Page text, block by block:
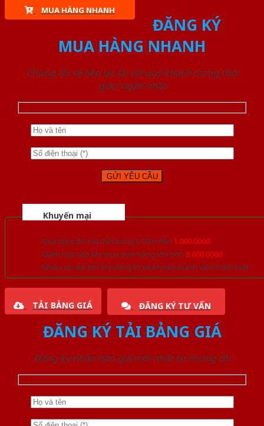
MUA HÀNG NHANH
ĐĂNG KÝ
MUA HÀNG NHANH
Chúng tôi sẽ liên lạc lại với quý khách trong thời
gian ngắn nhất
Khuyến mại
Quà tặng đồ nội thất trang trí lên đến 1.000.000đ
Giảm trực tiếp khi mua đơn hàng lớn hơn 3.000.000đ
Nhiều ưu đãi lớn khi đăng ký tài khoản thành viên thân thiết
TẢI BẢNG GIÁ ĐĂNG KÝ TƯ VẤN
ĐĂNG KÝ TẢI BẢNG GIÁ
Đăng ký nhận báo giá mới nhất từ chúng tôi